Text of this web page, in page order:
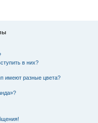
в них?
имеют разные цвета?